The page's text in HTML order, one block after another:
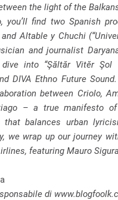
the light of the
you’ll find two Spanish
and Altable y Chuchi
and journalist
into “Şăltăr Vitĕr Şol
DIVA Ethno Future
between Criolo,
– a true manifesto of
that balances urban
we wrap up our journey
featuring Mauro
di